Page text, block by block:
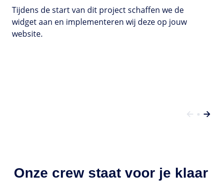
Tijdens de start van dit project schaffen we de
widget aan en implementeren wij deze op jouw
website.
Onze crew staat voor je klaar